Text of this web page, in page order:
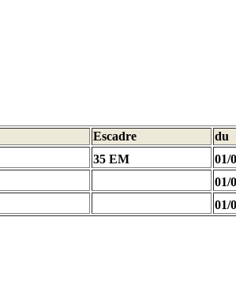
Escadre du
35 EM
01/
01/
01/